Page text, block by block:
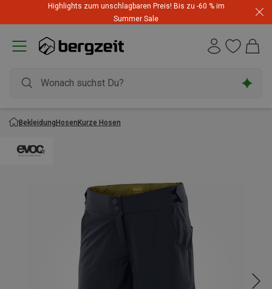
Highlights zum unschlagbaren Preis! Bis zu -60 % im
Summer Sale
BekleidungHosenKurze Hosen